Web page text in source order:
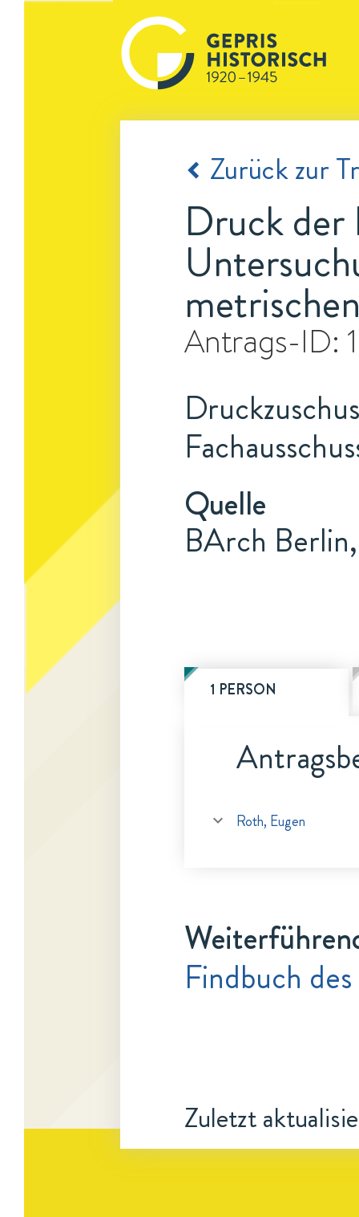
Zurück zur
Druck
Antrags-ID:
Quelle
BArch
1 PERSON
Roth, Eugen
Findbuch
Zuletzt